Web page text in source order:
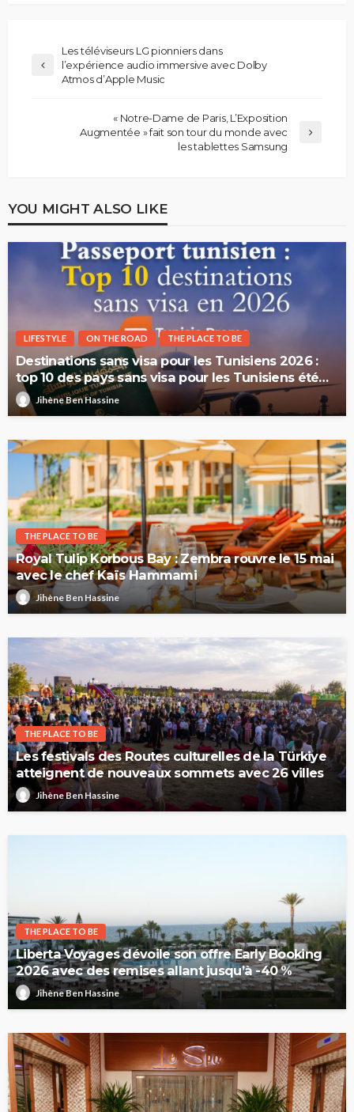
Les téléviseurs LG pionniers dans
l’expérience audio immersive avec Dolby
Atmos d’Apple Music
« Notre-Dame de Paris, L’Exposition
Augmentée » fait son tour du monde avec
les tablettes Samsung
YOU MIGHT ALSO LIKE
LIFESTYLE ON THE ROAD THE PLACE TO BE
Destinations sans visa pour les Tunisiens 2026 :
top 10 des pays sans visa pour les Tunisiens été
2026Jihène Ben Hassine
THE PLACE TO BE
Royal Tulip Korbous Bay : Zembra rouvre le 15 mai
avec le chef Kaïs Hammami
Jihène Ben Hassine
THE PLACE TO BE
Les festivals des Routes culturelles de la Türkiye
atteignent de nouveaux sommets avec 26 villes
Jihène Ben Hassine
THE PLACE TO BE
Liberta Voyages dévoile son offre Early Booking
2026 avec des remises allant jusqu’à -40 %
Jihène Ben Hassine